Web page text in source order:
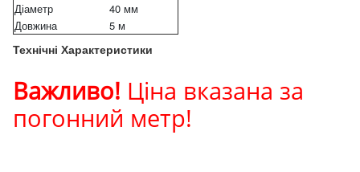
Технічні Характеристики
Діаметр
40 мм
Довжина
5 м
Важливо! Ціна вказана за
погонний метр!